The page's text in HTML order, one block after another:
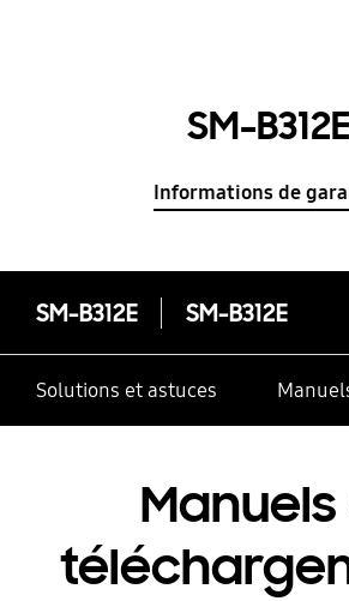
SM-B312E
Informations de
SM-B312E SM-B312E
Solutions et astuces